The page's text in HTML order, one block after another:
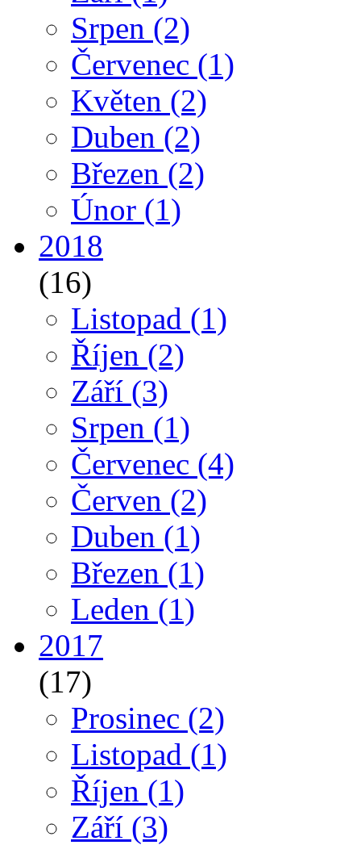
Srpen (2)
Červenec (1)
Květen (2)
Duben (2)
Březen (2)
Únor (1)
2018
(16)
Listopad (1)
Říjen (2)
Září (3)
Srpen (1)
Červenec (4)
Červen (2)
Duben (1)
Březen (1)
Leden (1)
2017
(17)
Prosinec (2)
Listopad (1)
Říjen (1)
Září (3)